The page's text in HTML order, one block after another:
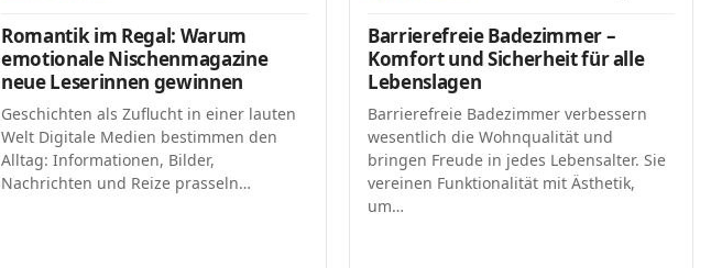
Romantik im Regal: Warum
emotionale Nischenmagazine
neue Leserinnen gewinnen
Geschichten als Zuflucht in einer lauten
Welt Digitale Medien bestimmen den
Alltag: Informationen, Bilder,
Nachrichten und Reize prasseln…
Barrierefreie Badezimmer –
Komfort und Sicherheit für alle
Lebenslagen
Barrierefreie Badezimmer verbessern
wesentlich die Wohnqualität und
bringen Freude in jedes Lebensalter. Sie
vereinen Funktionalität mit Ästhetik,
um…